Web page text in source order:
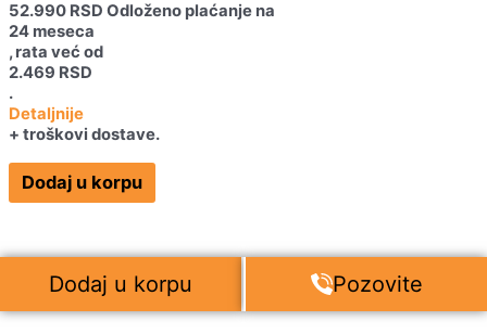
52.990 RSD Odloženo plaćanje na
24 meseca
, rata već od
2.469 RSD
.
Detaljnije
+ troškovi dostave.
Dodaj u korpu
Dodaj u korpu Pozovite